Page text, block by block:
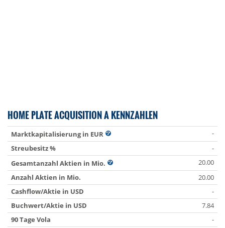
HOME PLATE ACQUISITION A KENNZAHLEN
Marktkapitalisierung in EUR
-
Streubesitz %
-
Gesamtanzahl Aktien in Mio.
20.00
Anzahl Aktien in Mio.
20.00
Cashflow/Aktie in USD
-
Buchwert/Aktie in USD
7.84
90 Tage Vola
-